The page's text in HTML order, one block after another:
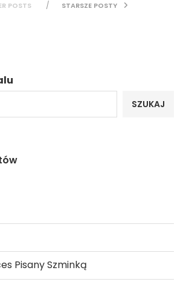
POSTS STARSZE POSTY
SZUKAJ
Pisany Szminką